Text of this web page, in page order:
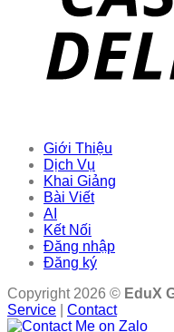
Giới Thiệu
Dịch Vụ
Khai Giảng
Bài Viết
AI
Kết Nối
Đăng nhập
Đăng ký
Copyright 2026 © EduX
Service
Contact